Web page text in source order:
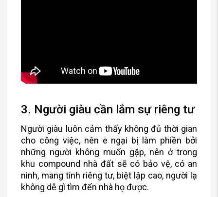
3. Người giàu cần lắm sự riêng tư
Người giàu luôn cảm thấy không đủ thời gian
cho công việc, nên e ngại bị làm phiền bởi
những người không muốn gặp, nên ở trong
khu compound nhà đất sẽ có bảo vệ, có an
ninh, mang tính riêng tư, biệt lập cao, người lạ
không dễ gì tìm đến nhà họ được.